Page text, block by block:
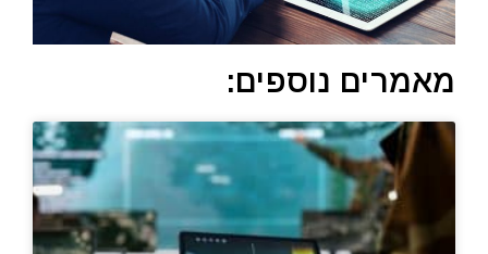
מאמרים נוספים: